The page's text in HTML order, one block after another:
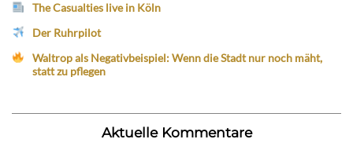
The Casualties live in Köln
Der Ruhrpilot
Waltrop als Negativbeispiel: Wenn die Stadt nur noch mäht,
statt zu pflegen
Aktuelle Kommentare